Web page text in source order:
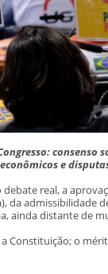
consenso
e
real, a
da admissibilidade
ainda distante de
Constituição; o